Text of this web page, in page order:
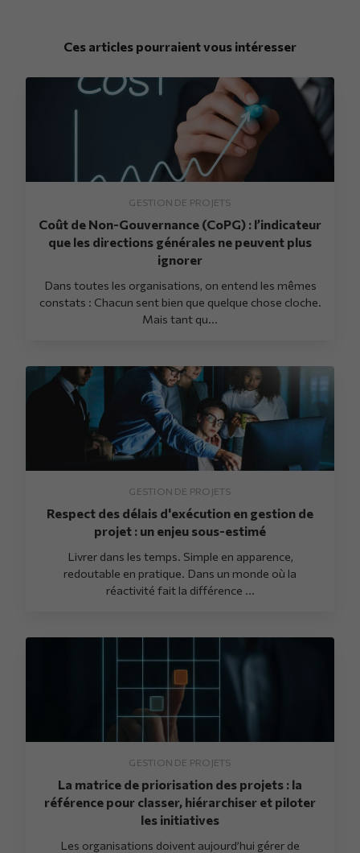
Ces articles pourraient vous intéresser
GESTION DE PROJETS
Coût de Non-Gouvernance (CoPG) : l’indicateur
que les directions générales ne peuvent plus
ignorer
Dans toutes les organisations, on entend les mêmes
constats : Chacun sent bien que quelque chose cloche.
Mais tant qu...
GESTION DE PROJETS
Respect des délais d'exécution en gestion de
projet : un enjeu sous-estimé
Livrer dans les temps. Simple en apparence,
redoutable en pratique. Dans un monde où la
réactivité fait la différence ...
GESTION DE PROJETS
La matrice de priorisation des projets : la
référence pour classer, hiérarchiser et piloter
les initiatives
Les organisations doivent aujourd’hui gérer de